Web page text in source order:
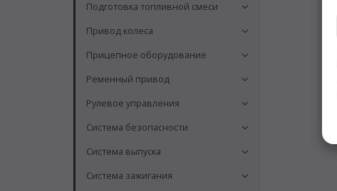
Подготовка топливной смеси
Привод колеса
Прицепное оборудование
Ременный привод
Рулевое управления
Система безопасности
Система выпуска
Система зажигания